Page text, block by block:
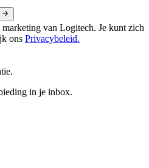
van Logitech. Je kunt zich
ons Privacybeleid.
in je inbox.